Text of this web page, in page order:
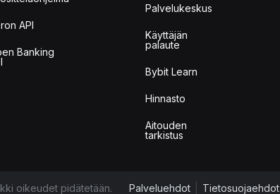
API
Banking
Palvelukeskus
Käyttäjän
palaute
Bybit Learn
Hinnasto
Aitouden
tarkistus
oikeudet pidätetään. Palveluehdot Tietosuojaehdot